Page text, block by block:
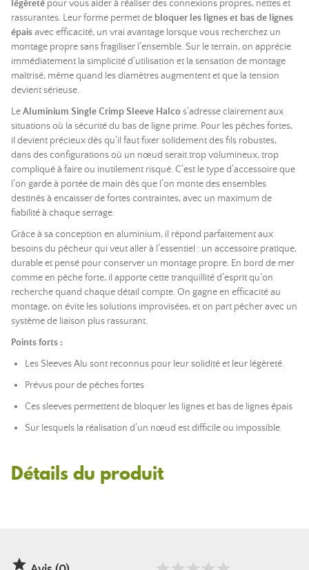
légèreté pour vous aider à réaliser des connexions propres, nettes et
rassurantes. Leur forme permet de bloquer les lignes et bas de lignes
épaisavec efficacité, un vrai avantage lorsque vous recherchez un
montage propre sans fragiliser l’ensemble. Sur le terrain, on apprécie
immédiatement la simplicité d’utilisation et la sensation de montage
maîtrisé, même quand les diamètres augmentent et que la tension
devient sérieuse.
LeAluminium Single Crimp Sleeve Halco s’adresse clairement aux
situations où la sécurité du bas de ligne prime. Pour les pêches fortes,
il devient précieux dès qu’il faut fixer solidement des fils robustes,
dans des configurations où un nœud serait trop volumineux, trop
compliqué à faire ou inutilement risqué. C’est le type d’accessoire que
l’on garde à portée de main dès que l’on monte des ensembles
destinés à encaisser de fortes contraintes, avec un maximum de
fiabilité à chaque serrage.
Grâce à sa conception en aluminium, il répond parfaitement aux
besoins du pêcheur qui veut aller à l’essentiel : un accessoire pratique,
durable et pensé pour conserver un montage propre. En bord de mer
comme en pêche forte, il apporte cette tranquillité d’esprit qu’on
recherche quand chaque détail compte. On gagne en efficacité au
montage, on évite les solutions improvisées, et on part pêcher avec un
système de liaison plus rassurant.
Points forts :
Les Sleeves Alu sont reconnus pour leur solidité et leur légèreté.
Prévus pour de pêches fortes
Ces sleeves permettent de bloquer les lignes et bas de lignes épais
Sur lesquels la réalisation d’un nœud est difficile ou impossible.
Détails du produit
